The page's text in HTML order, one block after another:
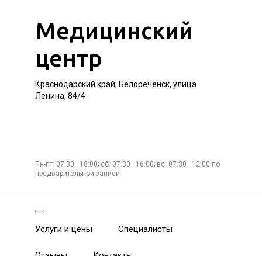
Медицинский
центр
Краснодарский край, Белореченск, улица
Ленина, 84/4
Пн-пт: 07:30—18:00; сб: 07:30—16:00; вс: 07:30—12:00 по
предварительной записи
Услуги и цены Специалисты